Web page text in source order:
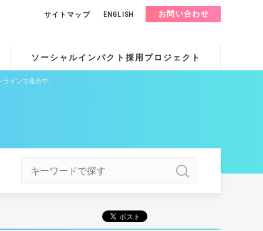
ソーシャルインパクト採用プロジェクト
サイトマップ ENGLISH お問い合わせ
インで発売中。